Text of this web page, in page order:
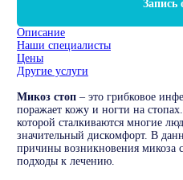
Запись
Описание
Наши специалисты
Цены
Другие услуги
Микоз стоп – это грибковое
поражает кожу и ногти на
которой сталкиваются многие
значительный дискомфорт. В
причины возникновения микоза
подходы к лечению.